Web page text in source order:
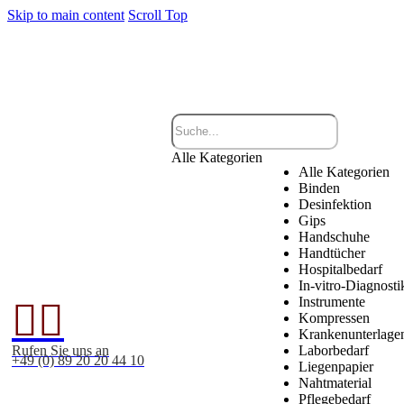
Skip to main content Scroll Top

Rufen Sie uns an
+49 (0) 89 20 20 44 10
Alle Kategorien
Alle Kategorien
Binden
Desinfektion
Gips
Handschuhe
Handtücher
Hospitalbedarf
In-vitro-
Instrumente
Kompressen
Laborbedarf
Liegenpapier
Nahtmaterial
Pflegebedarf